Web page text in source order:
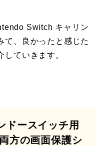
Switch キャリン
て、良かったと感じた
ていきます。
ドースイッチ用
方の画面保護シ